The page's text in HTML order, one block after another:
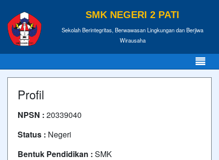
SMK NEGERI 2 PATI
Sekolah Berintegritas, Berwawasan Lingkungan dan Berjiwa
Wirausaha
Profil
NPSN : 20339040
Status : Negeri
Bentuk Pendidikan : SMK